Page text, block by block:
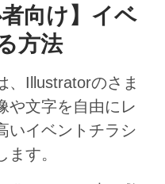
向け】イベ
方法
、Illustratorのさま
や文字を自由にレ
いイベントチラシ
す。